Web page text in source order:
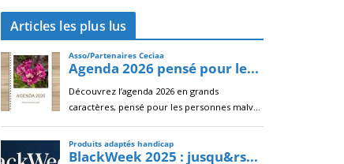
c
i
v
e
s
Articles les plus lus